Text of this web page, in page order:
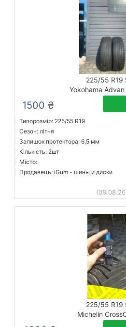
225/55 R19
Yokohama
1500 ₴
Типорозмір: 225/55 R19
Сезон: літня
Залишок протектора: 6,5 мм
Кількість: 2шт
Місто:
Продавець: iGum - шины и диски
225/55 R19
Michelin